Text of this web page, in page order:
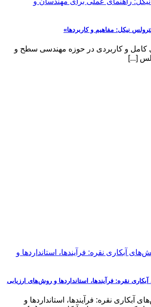
نیکل: مفاهیم و کاربردها»
کامل و کاربردی در حوزه مهندسی سطح و
[...]
نقره: فرآیندها، استانداردها و روش‌های ارزیابی
آبکاری نقره: فرآیندها، استانداردها و